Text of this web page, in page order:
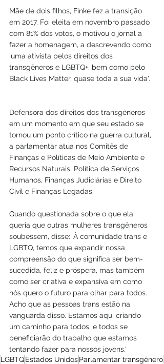
Mãe de dois filhos, Finke fez a transição
em 2017. Foi eleita em novembro passado
com 81% dos votos, o motivou o jornal a
fazer a homenagem, a descrevendo como
'uma ativista pelos direitos dos
transgêneros e LGBTQ+, bem como pelo
Black Lives Matter, quase toda a sua vida'.
Defensora dos direitos dos transgêneros
em um momento em que seu estado se
tornou um ponto crítico na guerra cultural,
a parlamentar atua nos Comitês de
Finanças e Políticas de Meio Ambiente e
Recursos Naturais, Política de Serviços
Humanos, Finanças Judiciárias e Direito
Civil e Finanças Legadas.
Quando questionada sobre o que ela
queria que outras mulheres transgêneros
soubessem, disse: 'À comunidade trans e
LGBTQ, temos que expandir nossa
compreensão do que significa ser bem-
sucedida, feliz e próspera, mas também
como ser criativa e expansiva em como
nós quero o futuro para olhar para todos.
Acho que as pessoas trans estão na
vanguarda disso. Estamos aqui criando
um caminho para todos, e todos se
beneficiarão do trabalho que estamos
tentando fazer para nossos jovens.'
LGBTQEstados UnidosParlamentar transgênero